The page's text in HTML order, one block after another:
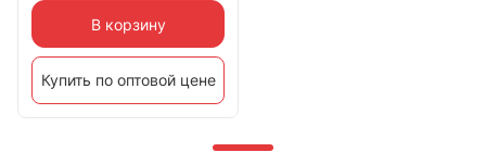
В корзину
Купить по оптовой цене